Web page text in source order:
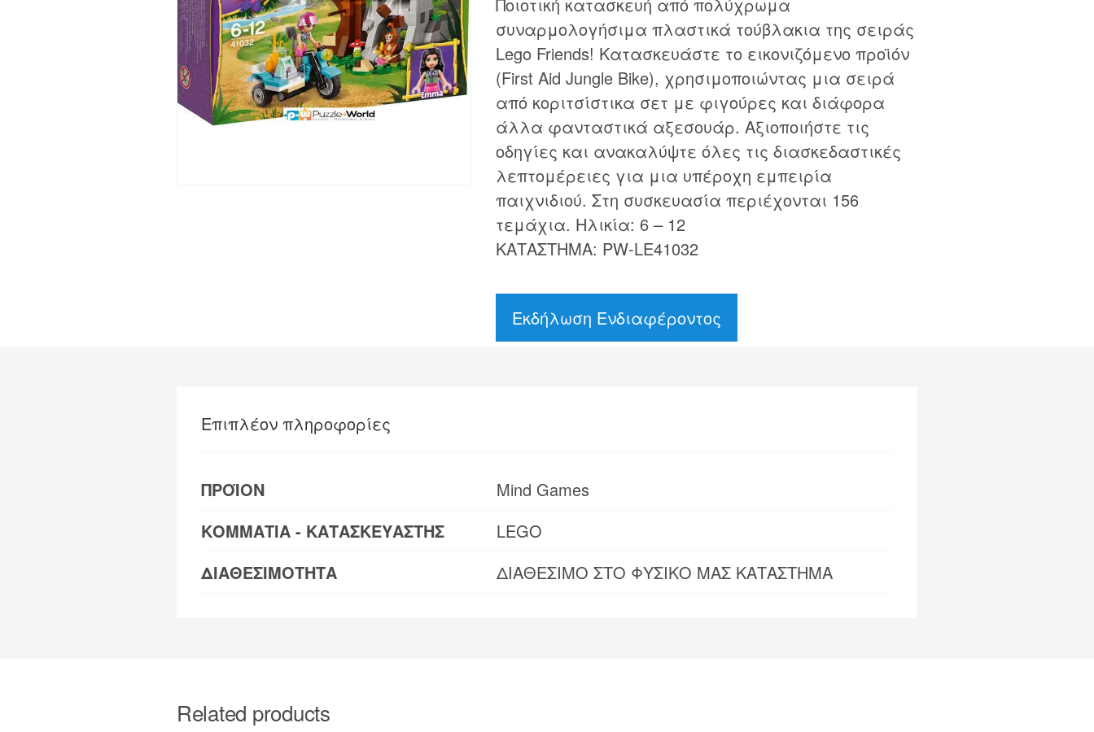
συναρμολογήσιμα πλαστικά τούβλακια της σειράς
Lego Friends! Κατασκευάστε το εικονιζόμενο προϊόν
(First Aid Jungle Bike), χρησιμοποιώντας μια σειρά
από κοριτσίστικα σετ με φιγούρες και διάφορα
άλλα φανταστικά αξεσουάρ. Αξιοποιήστε τις
οδηγίες και ανακαλύψτε όλες τις διασκεδαστικές
λεπτομέρειες για μια υπέροχη εμπειρία
παιχνιδιού. Στη συσκευασία περιέχονται 156
τεμάχια. Ηλικία: 6 – 12
ΚΑΤΑΣΤΗΜΑ: PW-LE41032
Εκδήλωση Ενδιαφέροντος
Επιπλέον πληροφορίες
ΠΡΟΪΟΝ
Mind Games
ΚΟΜΜΑΤΙΑ - ΚΑΤΑΣΚΕΥΑΣΤΗΣ
LEGO
ΔΙΑΘΕΣΙΜΟΤΗΤΑ
ΔΙΑΘΕΣΙΜΟ ΣΤΟ ΦΥΣΙΚΟ ΜΑΣ ΚΑΤΑΣΤΗΜΑ
Related products